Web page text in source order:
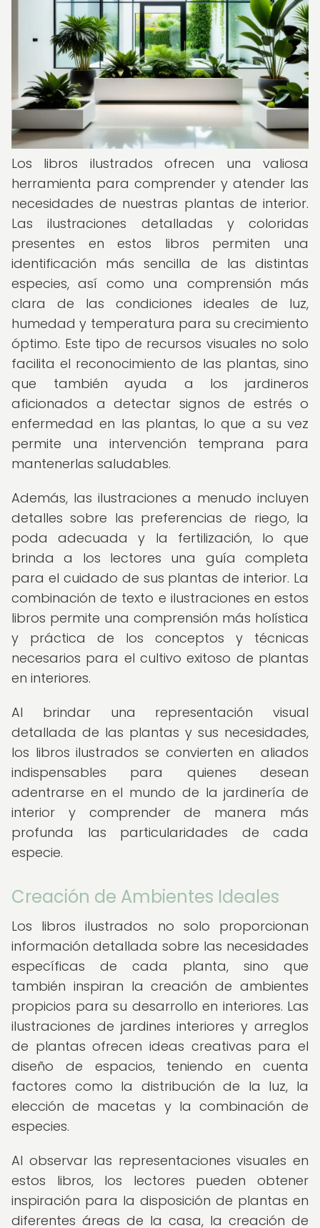
Los libros ilustrados ofrecen una valiosa
herramienta para comprender y atender las
necesidades de nuestras plantas de interior.
Las ilustraciones detalladas y coloridas
presentes en estos libros permiten una
identificación más sencilla de las distintas
especies, así como una comprensión más
clara de las condiciones ideales de luz,
humedad y temperatura para su crecimiento
óptimo. Este tipo de recursos visuales no solo
facilita el reconocimiento de las plantas, sino
que también ayuda a los jardineros
aficionados a detectar signos de estrés o
enfermedad en las plantas, lo que a su vez
permite una intervención temprana para
mantenerlas saludables.
Además, las ilustraciones a menudo incluyen
detalles sobre las preferencias de riego, la
poda adecuada y la fertilización, lo que
brinda a los lectores una guía completa
para el cuidado de sus plantas de interior. La
combinación de texto e ilustraciones en estos
libros permite una comprensión más holística
y práctica de los conceptos y técnicas
necesarios para el cultivo exitoso de plantas
en interiores.
Al brindar una representación visual
detallada de las plantas y sus necesidades,
los libros ilustrados se convierten en aliados
indispensables para quienes desean
adentrarse en el mundo de la jardinería de
interior y comprender de manera más
profunda las particularidades de cada
especie.
Creación de Ambientes Ideales
Los libros ilustrados no solo proporcionan
información detallada sobre las necesidades
específicas de cada planta, sino que
también inspiran la creación de ambientes
propicios para su desarrollo en interiores. Las
ilustraciones de jardines interiores y arreglos
de plantas ofrecen ideas creativas para el
diseño de espacios, teniendo en cuenta
factores como la distribución de la luz, la
elección de macetas y la combinación de
especies.
Al observar las representaciones visuales en
estos libros, los lectores pueden obtener
inspiración para la disposición de plantas en
diferentes áreas de la casa, la creación de